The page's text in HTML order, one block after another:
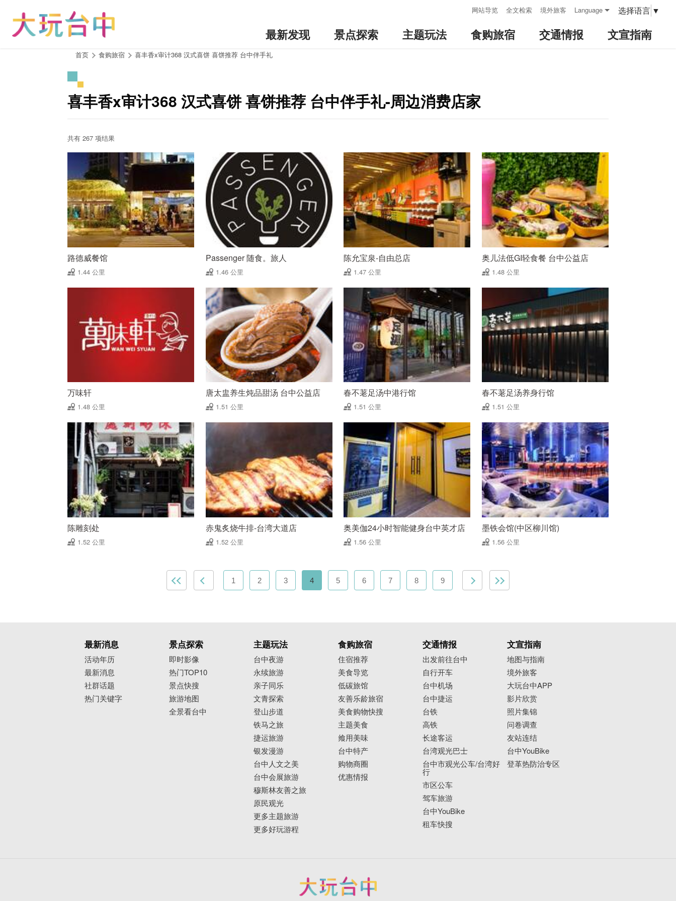
网站导览 全文检索 境外旅客 Language 选择语言 ▼
最新发现 景点探索 主题玩法 食购旅宿 交通情报 文宣指南
首页 食购旅宿 喜丰香x审计368 汉式喜饼 喜饼推荐 台中伴手礼
喜丰香x审计368 汉式喜饼 喜饼推荐 台中伴手礼-周边消费店家
共有 267 项结果
路德威餐馆
1.44 公里
Passenger 随食。旅人
1.46 公里
陈允宝泉-自由总店
1.47 公里
奥儿法低GI轻食餐 台中公益店
1.48 公里
万味轩
1.48 公里
唐太盅养生炖品甜汤 台中公益店
1.51 公里
春不荖足汤中港行馆
1.51 公里
春不荖足汤养身行馆
1.51 公里
陈雕刻处
1.52 公里
赤鬼炙烧牛排-台湾大道店
1.52 公里
奥美伽24小时智能健身台中英才店
1.56 公里
墨铁会馆(中区柳川馆)
1.56 公里
1 2 3 4 5 6 7 8 9
最新消息
活动年历
最新消息
社群话题
热门关键字
景点探索
即时影像
热门TOP10
景点快搜
旅游地图
全景看台中
主题玩法
台中夜游
永续旅游
亲子同乐
文青探索
登山步道
铁马之旅
捷运旅游
银发漫游
台中人文之美
台中会展旅游
穆斯林友善之旅
原民观光
更多主题旅游
更多好玩游程
食购旅宿
住宿推荐
美食导览
低碳旅馆
友善乐龄旅宿
美食购物快搜
主题美食
飨用美味
台中特产
购物商圈
优惠情报
交通情报
出发前往台中
自行开车
台中机场
台中捷运
台铁
高铁
长途客运
台湾观光巴士
台中市观光公车/台湾好
行
市区公车
驾车旅游
台中YouBike
租车快搜
文宣指南
地图与指南
境外旅客
大玩台中APP
影片欣赏
照片集锦
问卷调查
友站连结
台中YouBike
登革热防治专区